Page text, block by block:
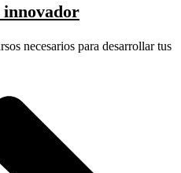
necesarios para desarrollar tus